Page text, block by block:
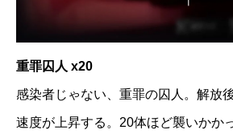
重罪囚人 x20
感染者じゃない、重罪の囚人。解放
速度が上昇する。20体ほど襲いかか